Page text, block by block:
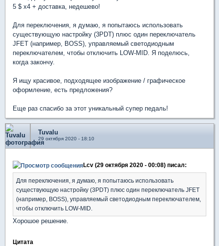
5 $ х4 + доставка, недешево!
Для переключения, я думаю, я попытаюсь использовать
существующую настройку (3PDT) плюс один переключатель
JFET (например, BOSS), управляемый светодиодным
переключателем, чтобы отключить LOW-MID. Я поделюсь,
когда закончу.
Я ищу красивое, подходящее изображение / графическое
оформление, есть предложения?
Еще раз спасибо за этот уникальный супер педаль!
Tuvalu
29 октября 2020 - 18:10
Lcv (29 октября 2020 - 00:08) писал:
Для переключения, я думаю, я попытаюсь использовать
существующую настройку (3PDT) плюс один переключатель JFET
(например, BOSS), управляемый светодиодным переключателем,
чтобы отключить LOW-MID.
Хорошое решение.
Цитата